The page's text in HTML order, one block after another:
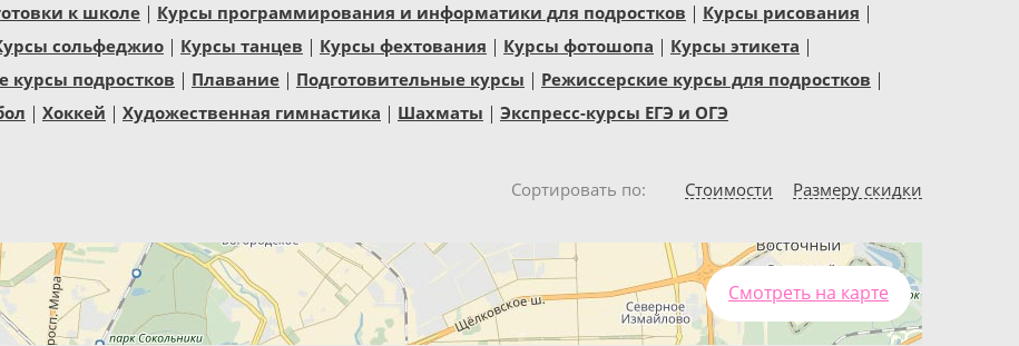
к школе Курсы программирования и информатики для подростков
Курсы рисования
сольфеджио Курсы танцев Курсы фехтования Курсы фотошопа
Курсы этикета
курсы подростков Плавание Подготовительные курсы
Режиссерские курсы для подростков
Хоккей Художественная гимнастика Шахматы Экспресс-курсы ЕГЭ и ОГЭ
Сортировать по Стоимости Размеру скидки
Смотреть на карте